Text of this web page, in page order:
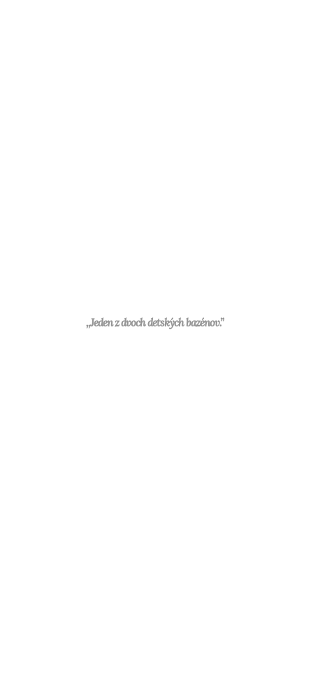
,,Jeden z dvoch detských bazénov.”